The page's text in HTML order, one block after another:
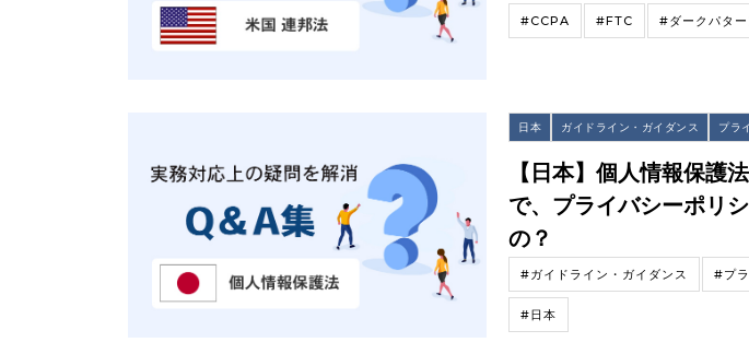
#CCPA #FTC #ダークパター
日本 ガイドライン・ガイダンス プラ
【日本】個人情報保護
で、プライバシーポリ
の？
#ガイドライン・ガイダンス #プ
#日本